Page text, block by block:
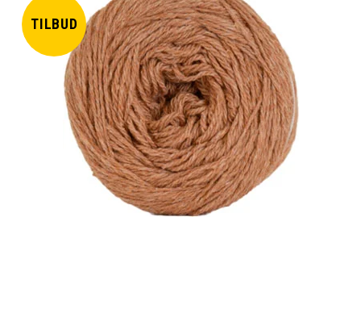
TILBUD